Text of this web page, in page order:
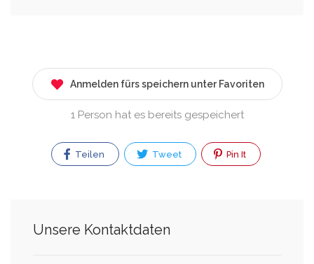
Anmelden fürs speichern unter Favoriten
1 Person hat es bereits gespeichert
Teilen Tweet Pin It
Unsere Kontaktdaten